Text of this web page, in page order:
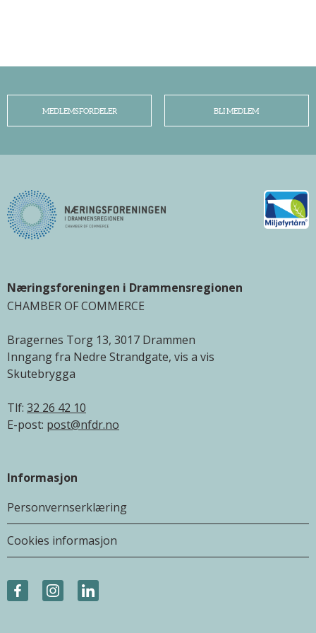
MEDLEMSFORDELER BLI MEDLEM
Næringsforeningen i Drammensregionen
CHAMBER OF COMMERCE
Bragernes Torg 13, 3017 Drammen
Inngang fra Nedre Strandgate, vis a vis
Skutebrygga
Tlf: 32 26 42 10
E-post: post@nfdr.no
Informasjon
Personvernserklæring
Cookies informasjon